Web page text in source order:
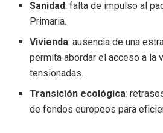
Sanidad: falta de impulso al
Primaria.
Vivienda: ausencia de una
permita abordar el acceso a la
tensionadas.
Transición ecológica:
de fondos europeos para